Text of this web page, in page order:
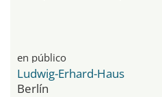
en público
Ludwig-Erhard-Haus
Berlín